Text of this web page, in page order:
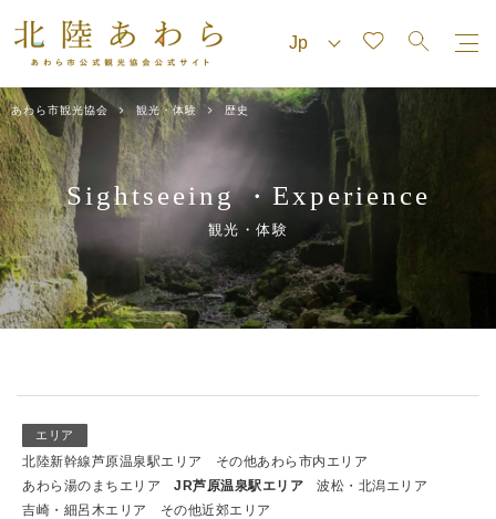
あわら市観光協会 観光・体験 歴史
Sightseeing・ Experience
観光・体験
エリア
北陸新幹線芦原温泉駅エリア
その他あわら市内エリア
あわら湯のまちエリア
JR芦原温泉駅エリア
波松・北潟エリア
吉崎・細呂木エリア
その他近郊エリア